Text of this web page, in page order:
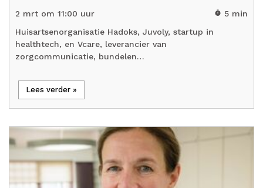
2 mrt om 11:00 uur timer 5 min
Huisartsenorganisatie Hadoks, Juvoly, startup in
healthtech, en Vcare, leverancier van
zorgcommunicatie, bundelen…
Lees verder »